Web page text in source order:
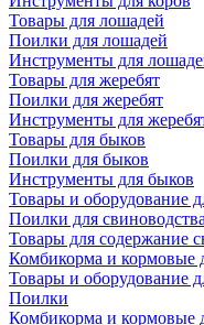
Товары для лошадей
Поилки для лошадей
Инструменты для
Товары для жеребят
Поилки для жеребят
Инструменты для
Товары для быков
Поилки для быков
Инструменты для быков
Товары и оборудование
Поилки для свиноводства
Товары для содержание
Комбикорма и кормовые
Товары и оборудование
Поилки
Комбикорма и кормовые